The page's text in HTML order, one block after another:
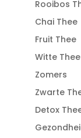
Rooibos
Chai Thee
Fruit Thee
Witte Thee
Zomers
Zwarte
Detox